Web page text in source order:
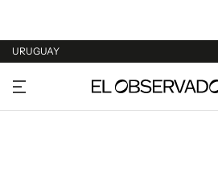
URUGUAY
URUGUAY
ARGENTINA